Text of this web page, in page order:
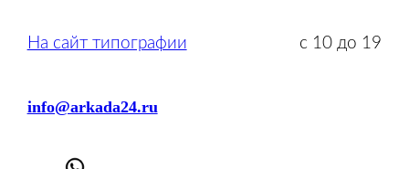
На сайт типографии с 10 до 19
info@arkada24.ru